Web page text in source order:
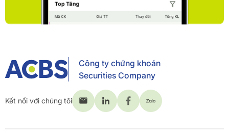
Công ty chứng khoán
Securities Company
Kết nối với chúng tôi